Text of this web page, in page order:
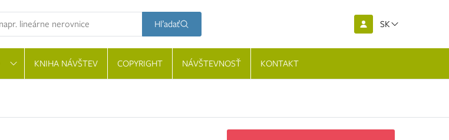
Hľadať SK
KNIHA NÁVŠTEV COPYRIGHT NÁVŠTEVNOSŤ KONTAKT